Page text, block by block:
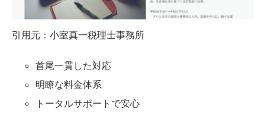
引用元： 小室真一税理士事務所
首尾一貫した対応
明瞭な料金体系
トータルサポートで安心